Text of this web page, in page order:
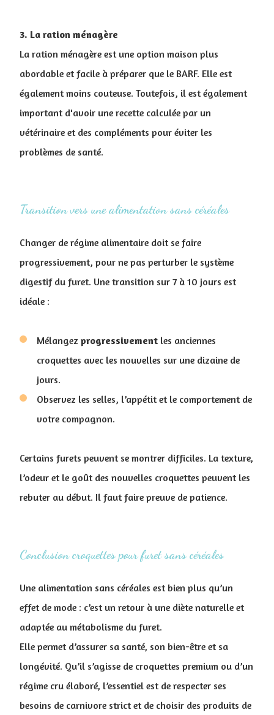
3. La ration ménagère
La ration ménagère est une option maison plus
abordable et facile à préparer que le BARF. Elle est
également moins couteuse. Toutefois, il est également
important d'avoir une recette calculée par un
vétérinaire et des compléments pour éviter les
problèmes de santé.
Transition vers une alimentation sans céréales
Changer de régime alimentaire doit se faire
progressivement, pour ne pas perturber le système
digestif du furet. Une transition sur 7 à 10 jours est
idéale :
Mélangez progressivement les anciennes
croquettes avec les nouvelles sur une dizaine de
jours.
Observez les selles, l’appétit et le comportement de
votre compagnon.
Certains furets peuvent se montrer difficiles. La texture,
l’odeur et le goût des nouvelles croquettes peuvent les
rebuter au début. Il faut faire preuve de patience.
Conclusion ​croquettes pour furet sans céréales
Une alimentation sans céréales est bien plus qu’un
effet de mode : c’est un retour à une diète naturelle et
adaptée au métabolisme du furet.
Elle permet d’assurer sa santé, son bien-être et sa
longévité. Qu’il s’agisse de croquettes premium ou d’un
régime cru élaboré, l’essentiel est de respecter ses
besoins de carnivore strict et de choisir des produits de